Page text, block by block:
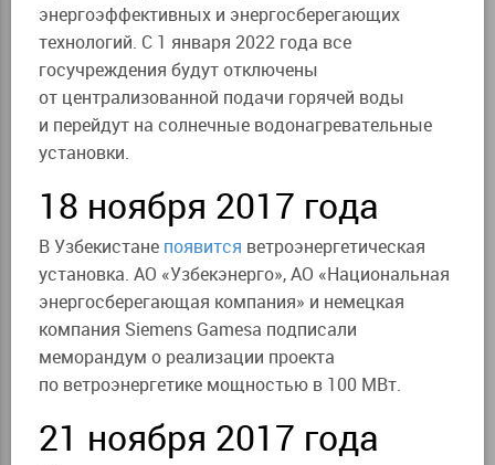
энергоэффективных и энергосберегающих
технологий. С 1 января 2022 года все
госучреждения будут отключены
от централизованной подачи горячей воды
и перейдут на солнечные водонагревательные
установки.
18 ноября 2017 года
В Узбекистане появится ветроэнергетическая
установка. АО «Узбекэнерго», АО «Национальная
энергосберегающая компания» и немецкая
компания Siemens Gamesa подписали
меморандум о реализации проекта
по ветроэнергетике мощностью в 100 МВт.
21 ноября 2017 года